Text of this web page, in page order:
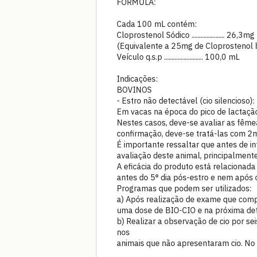
Cada 100 mL contém:
Cloprostenol Sódico ...................... 26,3mg
(Equivalente a 25mg de Cloprostenol
Veículo q.s.p .......................... 100,0 mL
Indicações:
BOVINOS
- Estro não detectável (cio silencioso):
Em vacas na época do pico de
Nestes casos, deve-se avaliar as
confirmação, deve-se tratá-las com
É importante ressaltar que antes de
avaliação deste animal,
A eficácia do produto está
antes do 5° dia pós-estro e nem após
Programas que podem ser utilizados:
a) Após realização de exame que
uma dose de BIO-CIO e na próxima
b) Realizar a observação de cio por
nos
animais que não apresentaram cio.